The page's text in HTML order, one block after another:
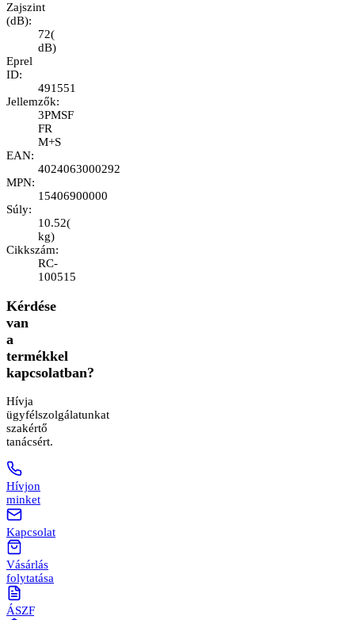
Zajszint
(dB):
72(
dB)
Eprel
ID:
491551
Jellemzők:
3PMSF
FR
M+S
EAN:
4024063000292
MPN:
15406900000
Súly:
10.52(
kg)
Cikkszám:
RC-
100515
Kérdése
van
a
termékkel
kapcsolatban?
Hívja
ügyfélszolgálatunkat
szakértő
tanácsért.
Hívjon
minket
Kapcsolat
Vásárlás
folytatása
ÁSZF